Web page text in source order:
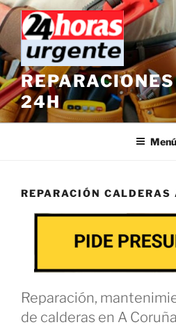
Saltar
al
contenido
24H
Menú
REPARACIÓN CALDERAS
Reparación,
de calderas en A Coruña